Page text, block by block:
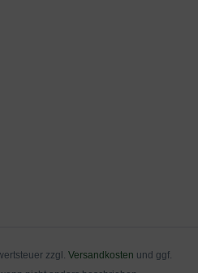
zzgl. Versandkosten und ggf.